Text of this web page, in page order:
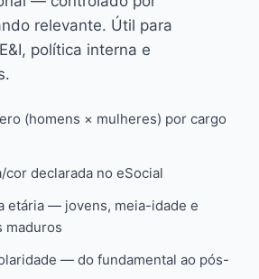
relevante. Útil para
política interna e
(homens × mulheres) por cargo
cor declarada no eSocial
etária — jovens, meia-idade e
maduros
— do fundamental ao pós-